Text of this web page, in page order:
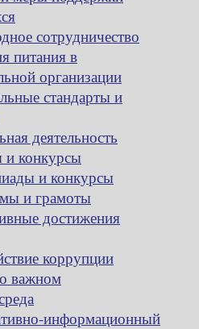
сотрудничество
питания в
организации
стандарты и
деятельность
конкурсы
и конкурсы
и грамоты
достижения
коррупции
важном
информационный